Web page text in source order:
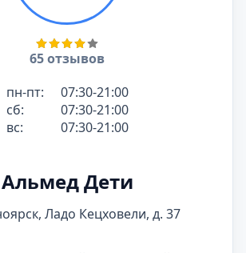
65 отзывов
пн-пт:
07:30-21:00
сб:
07:30-21:00
вс:
07:30-21:00
Альмед Дети
Ладо Кецховели, д. 37